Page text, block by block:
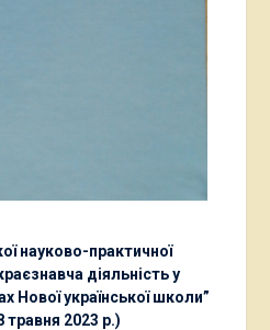
науково-практичної
діяльність у
Нової української школи”
травня 2023 р.)